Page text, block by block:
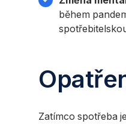
během
Zatímco spotřeba